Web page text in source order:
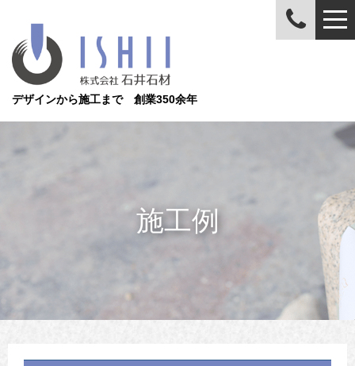
デザインから施工まで 創業350余年
施工例